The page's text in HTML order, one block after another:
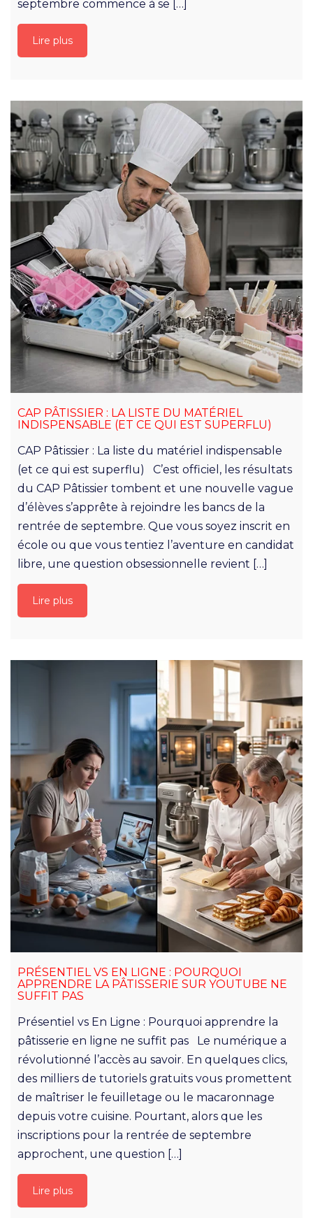
septembre commence à se […]
Lire plus
CAP PÂTISSIER : LA LISTE DU MATÉRIEL
INDISPENSABLE (ET CE QUI EST SUPERFLU)
CAP Pâtissier : La liste du matériel indispensable
(et ce qui est superflu) C’est officiel, les résultats
du CAP Pâtissier tombent et une nouvelle vague
d’élèves s’apprête à rejoindre les bancs de la
rentrée de septembre. Que vous soyez inscrit en
école ou que vous tentiez l’aventure en candidat
libre, une question obsessionnelle revient […]
Lire plus
PRÉSENTIEL VS EN LIGNE : POURQUOI
APPRENDRE LA PÂTISSERIE SUR YOUTUBE NE
SUFFIT PAS
Présentiel vs En Ligne : Pourquoi apprendre la
pâtisserie en ligne ne suffit pas Le numérique a
révolutionné l’accès au savoir. En quelques clics,
des milliers de tutoriels gratuits vous promettent
de maîtriser le feuilletage ou le macaronnage
depuis votre cuisine. Pourtant, alors que les
inscriptions pour la rentrée de septembre
approchent, une question […]
Lire plus